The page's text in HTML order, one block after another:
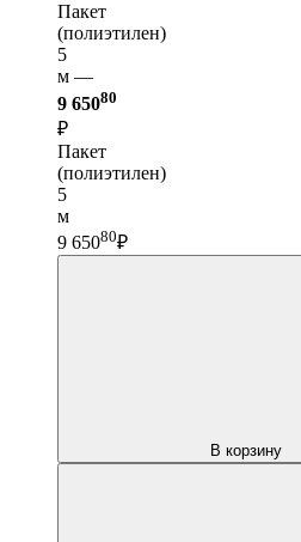
Пакет
(полиэтилен)
5
м —
9 65080
₽
Пакет
(полиэтилен)
5
м
9 65080₽
В корзину